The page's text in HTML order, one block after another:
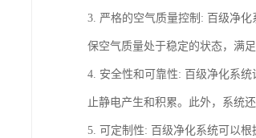
3. 严格的空气质量控制: 百级净
保空气质量处于稳定的状态，满足
4. 安全性和可靠性: 百级净化系
止静电产生和积累。此外，系统
5. 可定制性: 百级净化系统可以